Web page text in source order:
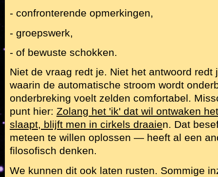
- confronterende opmerkingen,
- groepswerk,
- of bewuste schokken.
Niet de vraag redt je. Niet het antwoord redt
waarin de automatische stroom wordt
onderbreking voelt zelden comfortabel.
punt hier: Zolang het 'ik' dat wil ontwaken
slaapt, blijft men in cirkels draaien. Dat
meteen te willen oplossen — heeft al een
filosofisch denken.
We kunnen dit ook laten rusten. Sommige